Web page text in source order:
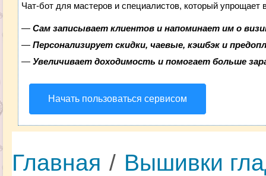
Чат-бот для мастеров и специалистов, который упрощает
— Сам записывает клиентов и напоминает им о
— Персонализирует скидки, чаевые, кэшбэк и
— Увеличивает доходимость и помогает больше
Начать пользоваться сервисом
Главная / Вышивки